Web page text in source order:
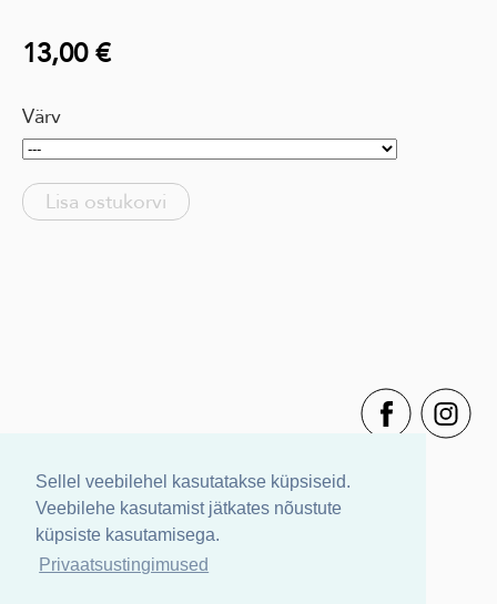
Sellel veebilehel kasutatakse küpsiseid.
Veebilehe kasutamist jätkates nõustute
küpsiste kasutamisega.
Privaatsustingimused
13,00 €
Värv
Lisa ostukorvi